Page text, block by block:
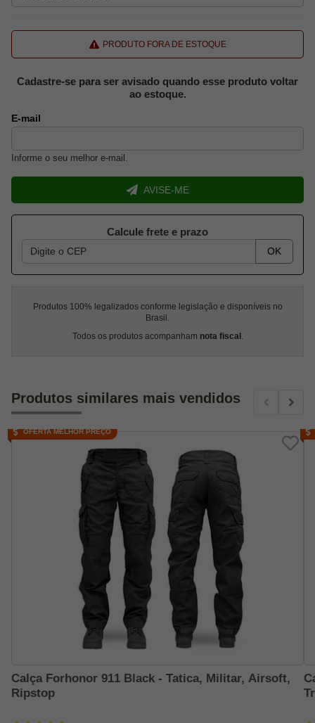
PRODUTO FORA DE ESTOQUE
Cadastre-se para ser avisado quando esse produto voltar
ao estoque.
E-mail
Informe o seu melhor e-mail.
AVISE-ME
Calcule frete e prazo
OK
Produtos 100% legalizados conforme legislação e disponíveis no
Brasil.
Todos os produtos acompanham nota fiscal.
Produtos similares mais vendidos
Calça Forhonor 911 Black - Tatica, Militar, Airsoft,
Ripstop
OFERTA MELHOR PREÇO